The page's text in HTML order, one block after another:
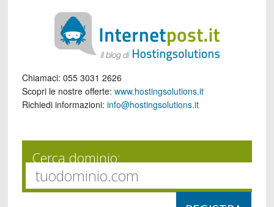
Chiamaci: 055 3031 2626
Scopri le nostre offerte: www.hostingsolutions.it
Richiedi informazioni: info@hostingsolutions.it
Cerca dominio: